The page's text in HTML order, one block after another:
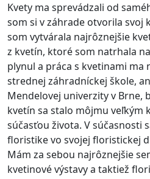
Kvety ma sprevádzali od
som si v záhrade otvorila svoj
som vytvárala najrôznejšie
z kvetín, ktoré som natrhala
plynul a práca s kvetinami ma
strednej záhradníckej škole,
Mendelovej univerzity v Brne,
kvetín sa stalo môjmu veľkým
súčasťou života. V súčasnosti
floristike vo svojej floristickej
Mám za sebou najrôznejšie
kvetinové výstavy a taktiež